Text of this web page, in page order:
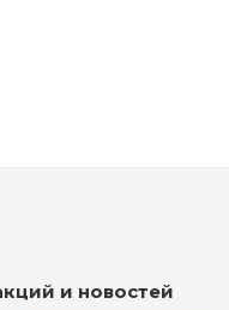
и новостей